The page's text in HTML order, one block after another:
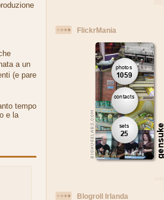
a un
(e pare
tempo
e la
FlickrMania
Blogroll Irlanda